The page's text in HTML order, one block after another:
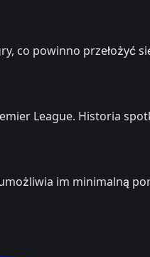
co powinno przełożyć
League. Historia
im minimalną